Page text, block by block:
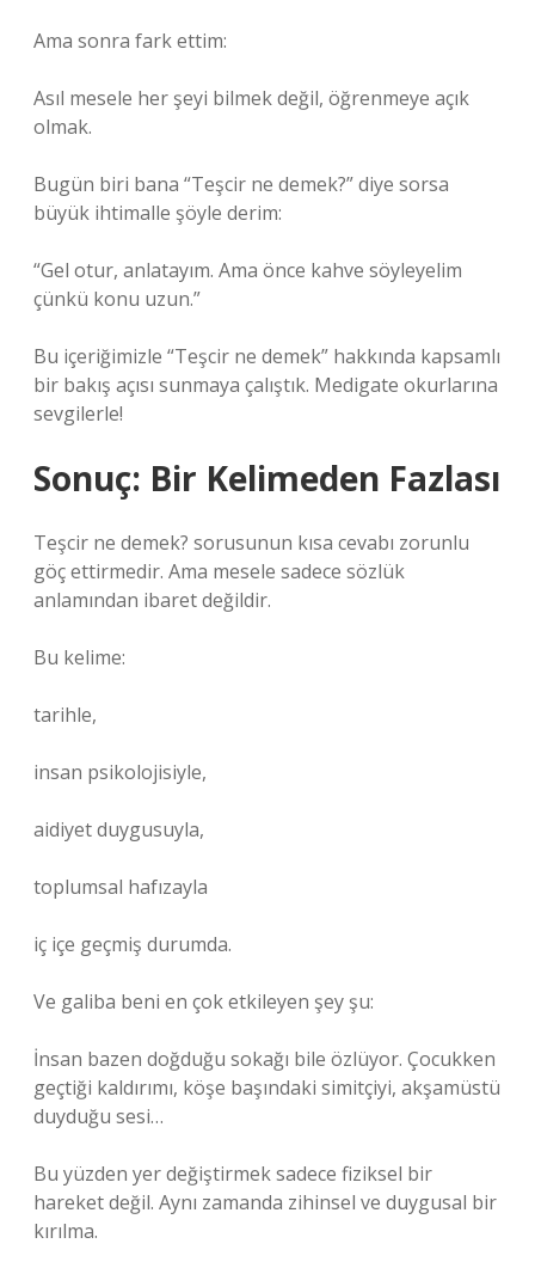
Ama sonra fark ettim:
Asıl mesele her şeyi bilmek değil, öğrenmeye açık
olmak.
Bugün biri bana “Teşcir ne demek?” diye sorsa
büyük ihtimalle şöyle derim:
“Gel otur, anlatayım. Ama önce kahve söyleyelim
çünkü konu uzun.”
Bu içeriğimizle “Teşcir ne demek” hakkında kapsamlı
bir bakış açısı sunmaya çalıştık. Medigate okurlarına
sevgilerle!
Sonuç: Bir Kelimeden Fazlası
Teşcir ne demek? sorusunun kısa cevabı zorunlu
göç ettirmedir. Ama mesele sadece sözlük
anlamından ibaret değildir.
Bu kelime:
tarihle,
insan psikolojisiyle,
aidiyet duygusuyla,
toplumsal hafızayla
iç içe geçmiş durumda.
Ve galiba beni en çok etkileyen şey şu:
İnsan bazen doğduğu sokağı bile özlüyor. Çocukken
geçtiği kaldırımı, köşe başındaki simitçiyi, akşamüstü
duyduğu sesi…
Bu yüzden yer değiştirmek sadece fiziksel bir
hareket değil. Aynı zamanda zihinsel ve duygusal bir
kırılma.